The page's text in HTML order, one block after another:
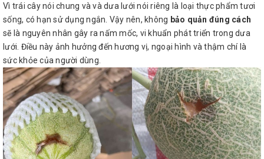
Vì trái cây nói chung và và dưa lưới nói riêng là loại thực phẩm tươi
sống, có hạn sử dụng ngắn. Vậy nên, không bảo quản đúng cách
sẽ là nguyên nhân gây ra nấm mốc, vi khuẩn phát triển trong dưa
lưới. Điều này ảnh hưởng đến hương vị, ngoại hình và thậm chí là
sức khỏe của người dùng.